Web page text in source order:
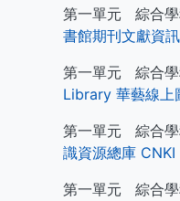
第一單元 綜合
書館期刊文獻資
第一單元 綜合
Library 華藝線上
第一單元 綜合
識資源總庫 CNKI
第一單元 綜合學